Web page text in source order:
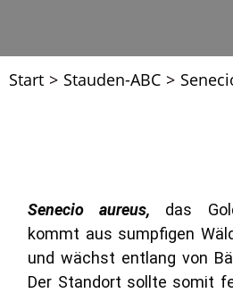
Start > Stauden-ABC >
Senecio aureus, das
kommt aus sumpfigen
und wächst entlang von
Der Standort sollte somit